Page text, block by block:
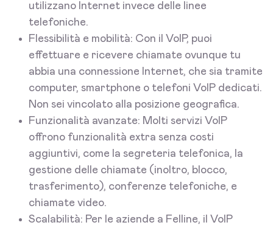
utilizzano Internet invece delle linee
telefoniche.
Flessibilità e mobilità: Con il VoIP, puoi
effettuare e ricevere chiamate ovunque tu
abbia una connessione Internet, che sia tramite
computer, smartphone o telefoni VoIP dedicati.
Non sei vincolato alla posizione geografica.
Funzionalità avanzate: Molti servizi VoIP
offrono funzionalità extra senza costi
aggiuntivi, come la segreteria telefonica, la
gestione delle chiamate (inoltro, blocco,
trasferimento), conferenze telefoniche, e
chiamate video.
Scalabilità: Per le aziende a Felline, il VoIP